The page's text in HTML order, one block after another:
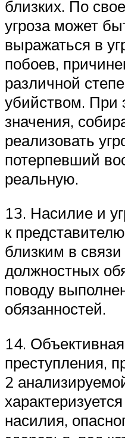
близких. По
угроза может
выражаться в
побоев,
различной
убийством. При
значения,
реализовать
потерпевший
реальную.
13. Насилие и
к
близким в
должностных
поводу
обязанностей.
14.
преступления,
2
насилия,